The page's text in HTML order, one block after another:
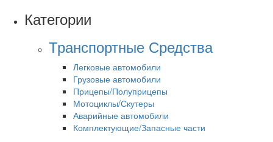
Категории
Транспортные Средства
Легковые автомобили
Грузовые автомобили
Прицепы/Полуприцепы
Мотоциклы/Скутеры
Аварийные автомобили
Комплектующие/Запасные части